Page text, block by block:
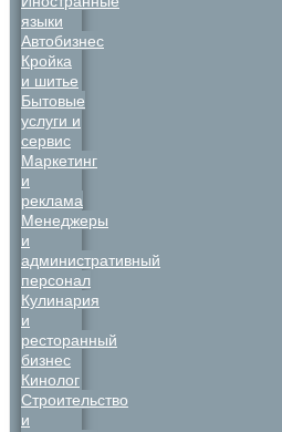
языки
Автобизнес
Кройка
и шитье
Бытовые
услуги и
сервис
Маркетинг
и
реклама
Менеджеры
и
административный
персонал
Кулинария
и
ресторанный
бизнес
Кинолог
Строительство
и